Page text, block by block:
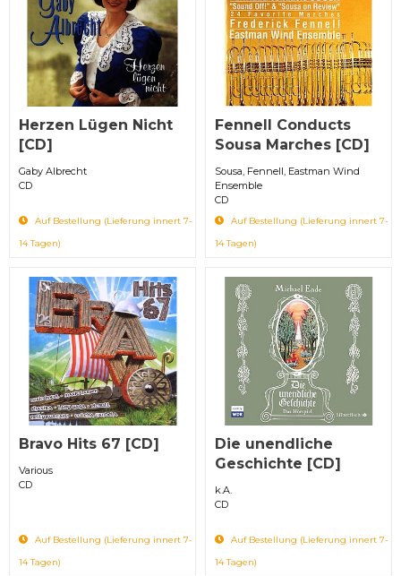
Herzen Lügen Nicht
[CD]
Gaby Albrecht
CD
Auf Bestellung (Lieferung innert 7-
14 Tagen)
Fennell Conducts
Sousa Marches [CD]
Sousa, Fennell, Eastman Wind
Ensemble
CD
Auf Bestellung (Lieferung innert 7-
14 Tagen)
Bravo Hits 67 [CD]
Various
CD
Auf Bestellung (Lieferung innert 7-
14 Tagen)
Die unendliche
Geschichte [CD]
k.A.
CD
Auf Bestellung (Lieferung innert 7-
14 Tagen)